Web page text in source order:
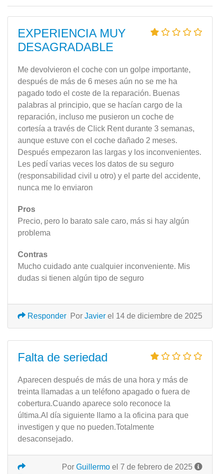
EXPERIENCIA MUY
DESAGRADABLE
Me devolvieron el coche con un golpe importante,
después de más de 6 meses aún no se me ha
pagado todo el coste de la reparación. Buenas
palabras al principio, que se hacían cargo de la
reparación, incluso me pusieron un coche de
cortesía a través de Click Rent durante 3 semanas,
aunque estuve con el coche dañado 2 meses.
Después empezaron las largas y los inconvenientes.
Les pedí varias veces los datos de su seguro
(responsabilidad civil u otro) y el parte del accidente,
nunca me lo enviaron
Pros
Precio, pero lo barato sale caro, más si hay algún
problema
Contras
Mucho cuidado ante cualquier inconveniente. Mis
dudas si tienen algún tipo de seguro
Por Javier el 14 de diciembre de 2025
Responder
Falta de seriedad
Aparecen después de más de una hora y más de
treinta llamadas a un teléfono apagado o fuera de
cobertura.Cuando aparece solo reconoce la
última.Al día siguiente llamo a la oficina para que
investigen y que no pueden.Totalmente
desaconsejado.
Por Guillermo el 7 de febrero de 2025